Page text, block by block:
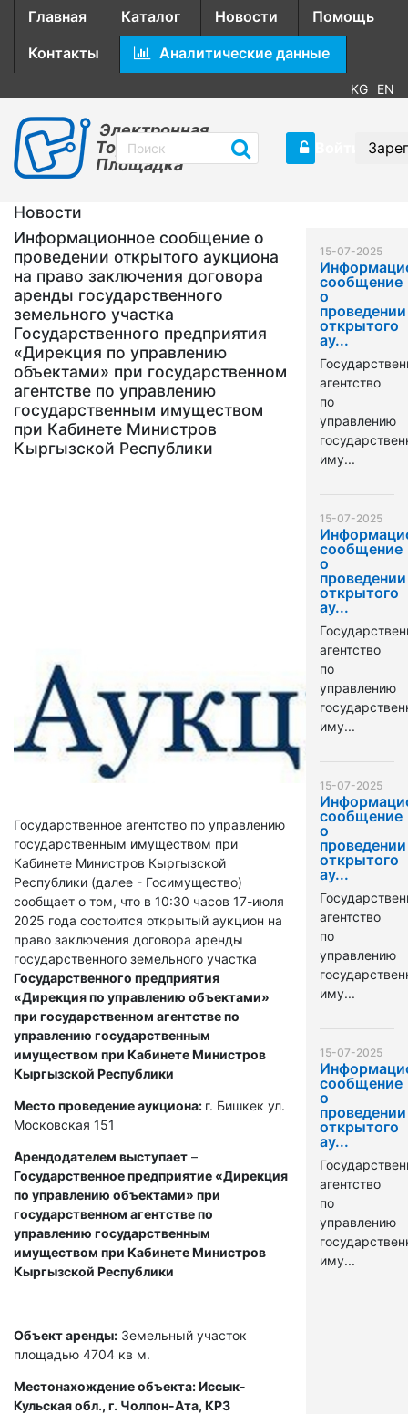
Главная Каталог Новости
Помощь
Контакты
Аналитические данные
KG EN
Электронная
Торговая
Площадка
Новости
Информационное сообщение о
проведении открытого аукциона
на право заключения договора
аренды государственного
земельного участка
Государственного предприятия
«Дирекция по управлению
объектами» при государственном
агентстве по управлению
государственным имуществом
при Кабинете Министров
Кыргызской Республики
Государственное агентство по управлению
государственным имуществом при
Кабинете Министров Кыргызской
Республики (далее - Госимущество)
сообщает о том, что в 10:30 часов 17-июля
2025 года состоится открытый аукцион на
право заключения договора аренды
государственного земельного участка
Государственного предприятия
«Дирекция по управлению объектами»
при государственном агентстве по
управлению государственным
имуществом при Кабинете Министров
Кыргызской Республики
Место проведение аукциона: г. Бишкек ул.
Московская 151
Арендодателем выступает –
Государственное предприятие «Дирекция
по управлению объектами» при
государственном агентстве по
управлению государственным
имуществом при Кабинете Министров
Кыргызской Республики
Объект аренды: Земельный участок
площадью 4704 кв м.
Местонахождение объекта: Иссык-
Кульская обл., г. Чолпон-Ата, КРЗ
15-07-2025
сообщение
о
проведении
открытого
ау...
агентство
по
управлению
иму...
15-07-2025
сообщение
о
проведении
открытого
ау...
агентство
по
управлению
иму...
15-07-2025
сообщение
о
проведении
открытого
ау...
агентство
по
управлению
иму...
15-07-2025
сообщение
о
проведении
открытого
ау...
агентство
по
управлению
иму...